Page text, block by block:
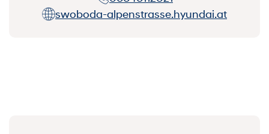
swoboda-alpenstrasse.hyundai.at